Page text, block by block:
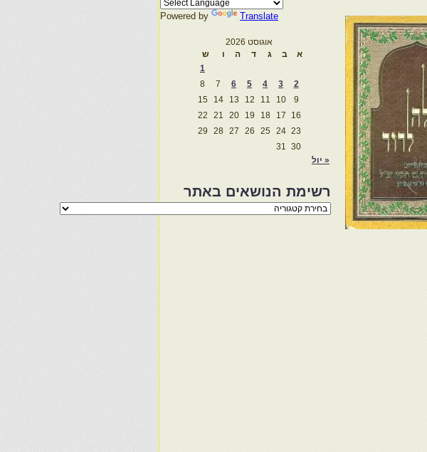
Powered by Translate
אוגוסט 2026
א
ב ג ד ה ו
ש
1
2
3
4
5
6
7
8
9
10
11
12
13
14
15
16
17
18
19
20
21
22
23
24
25
26
27
28
29
30
31
« יול
רשימת הנושאים באתר
רשימת
הנושאים